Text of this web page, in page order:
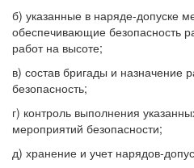
б) указанные в наряде-допуске
обеспечивающие безопасность
работ на высоте;
в) состав бригады и назначение
безопасность;
г) контроль выполнения
мероприятий безопасности;
д) хранение и учет нарядов-